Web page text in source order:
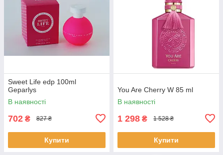
Sweet Life edp 100ml
Geparlys
В наявності
702 ₴ 827 ₴
Купити
You Are Cherry W 85 ml
В наявності
1 298 ₴ 1 528 ₴
Купити